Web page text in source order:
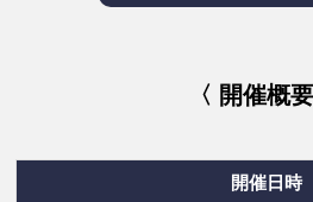
〈 開催概要
開催日時